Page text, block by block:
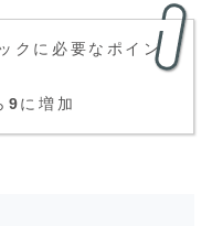
クに必要なポイン
9に増加